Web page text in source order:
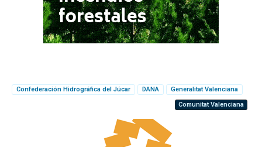
Confederación Hidrográfica del Júcar DANA
Generalitat Valenciana
Comunitat Valenciana